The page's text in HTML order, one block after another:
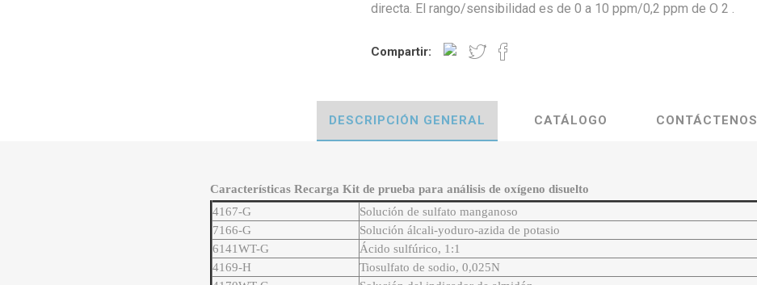
directa. El rango/sensibilidad es de 0 a 10 ppm/0,2 ppm de O 2 .
Compartir:
DESCRIPCIÓN GENERAL CATÁLOGO CONTÁCTENOS
Características Recarga Kit de prueba para análisis de oxígeno disuelto
4167-G
Solución de sulfato manganoso
7166-G
Solución álcali-yoduro-azida de potasio
6141WT-G
Ácido sulfúrico, 1:1
4169-H
Tiosulfato de sodio, 0,025N